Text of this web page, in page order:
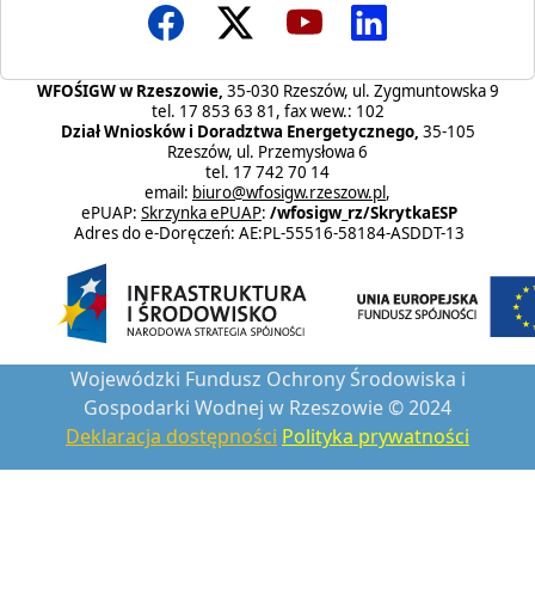
WFOŚIGW w Rzeszowie, 35-030 Rzeszów, ul. Zygmuntowska 9
tel. 17 853 63 81, fax wew.: 102
Dział Wniosków i Doradztwa Energetycznego, 35-105
Rzeszów, ul. Przemysłowa 6
tel. 17 742 70 14
email: biuro@wfosigw.rzeszow.pl,
ePUAP: Skrzynka ePUAP: /wfosigw_rz/SkrytkaESP
Adres do e-Doręczeń: AE:PL-55516-58184-ASDDT-13
Wojewódzki Fundusz Ochrony Środowiska i
Gospodarki Wodnej w Rzeszowie © 2024
Deklaracja dostępności Polityka prywatności